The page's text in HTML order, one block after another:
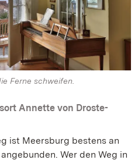
Ferne schweifen.
Annette von Droste-
ist Meersburg bestens an
Wer den Weg in